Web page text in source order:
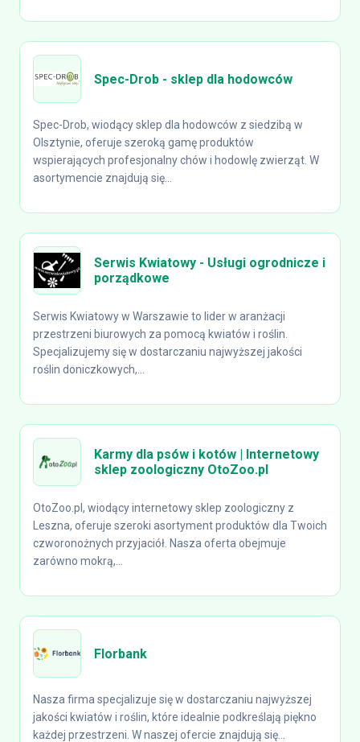
Spec-Drob - sklep dla hodowców
Spec-Drob, wiodący sklep dla hodowców z siedzibą w
Olsztynie, oferuje szeroką gamę produktów
wspierających profesjonalny chów i hodowlę zwierząt. W
asortymencie znajdują się...
Serwis Kwiatowy - Usługi ogrodnicze i
porządkowe
Serwis Kwiatowy w Warszawie to lider w aranżacji
przestrzeni biurowych za pomocą kwiatów i roślin.
Specjalizujemy się w dostarczaniu najwyższej jakości
roślin doniczkowych,...
Karmy dla psów i kotów | Internetowy
sklep zoologiczny OtoZoo.pl
OtoZoo.pl, wiodący internetowy sklep zoologiczny z
Leszna, oferuje szeroki asortyment produktów dla Twoich
czworonożnych przyjaciół. Nasza oferta obejmuje
zarówno mokrą,...
Florbank
Nasza firma specjalizuje się w dostarczaniu najwyższej
jakości kwiatów i roślin, które idealnie podkreślają piękno
każdej przestrzeni. W naszej ofercie znajdują się...